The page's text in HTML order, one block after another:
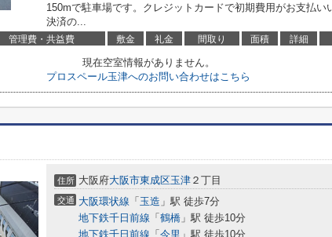
150mで駐車場です。クレジットカードで初期費用がお支払い
決済の...
管理費・共益費 敷金 礼金 間取り 面積 詳細
現在空室情報がありません。
プロスペール玉津へのお問い合わせはこちら
住所 大阪府大阪市東成区玉津 ２丁目
交通 大阪環状線 「 玉造 」駅 徒歩7分
地下鉄千日前線 「 鶴橋 」駅 徒歩10分
地下鉄千日前線 「 今里 」駅 徒歩10分